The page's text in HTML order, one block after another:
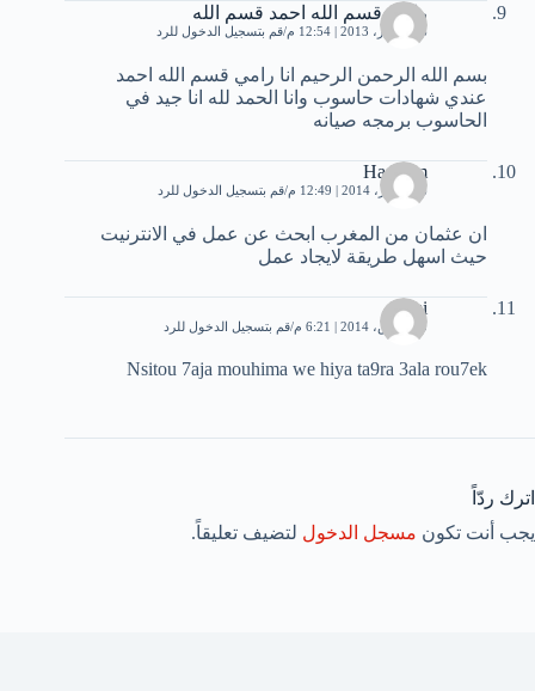
رامي قسم الله احمد قسم الله
6 ديسمبر، 2013 | 12:54 م قم بتسجيل الدخول للرد
بسم الله الرحمن الرحيم انا رامي قسم الله احمد
عندي شهادات حاسوب وانا الحمد لله انا جيد في
الحاسوب برمجه صيانه
Ha Kam
26 فبراير، 2014 | 12:49 م قم بتسجيل الدخول للرد
ان عثمان من المغرب ابحث عن عمل في الانترنيت
حيث اسهل طريقة لايجاد عمل
rami
30 مارس، 2014 | 6:21 م قم بتسجيل الدخول للرد
Nsitou 7aja mouhima we hiya ta9ra 3ala rou7ek
اترك ردّاً
يجب أنت تكون مسجل الدخول لتضيف تعليقاً.